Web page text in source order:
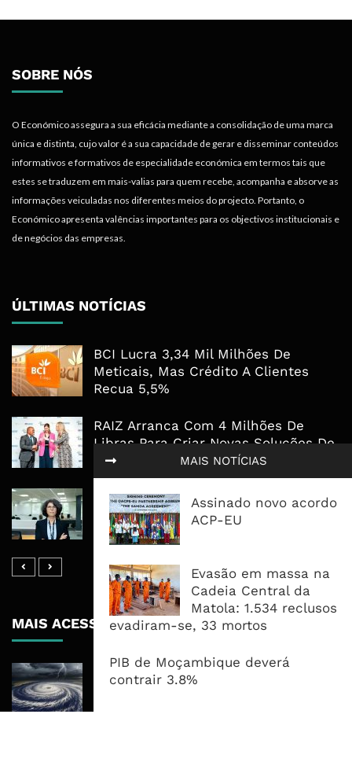
MAIS NOTÍCIAS
Assinado novo acordo
ACP-EU
Evasão em massa na
Cadeia Central da
Matola: 1.534 reclusos
evadiram-se, 33 mortos
PIB de Moçambique deverá
contrair 3.8%
SOBRE NÓS
O Económico assegura a sua eficácia mediante a consolidação de uma marca
única e distinta, cujo valor é a sua capacidade de gerar e disseminar conteúdos
informativos e formativos de especialidade económica em termos tais que
estes se traduzem em mais-valias para quem recebe, acompanha e absorve as
informações veiculadas nos diferentes meios do projecto. Portanto, o
Económico apresenta valências importantes para os objectivos institucionais e
de negócios das empresas.
ÚLTIMAS NOTÍCIAS
BCI Lucra 3,34 Mil Milhões De
Meticais, Mas Crédito A Clientes
Recua 5,5%
RAIZ Arranca Com 4 Milhões De
Libras Para Criar Novas Soluções De
Financiamento Às PME
Banco De Desenvolvimento Pode
Mobilizar Capital, Mas Governação
Define O Resultado
MAIS ACESSADOS
Tempestade Tropical GEZANI Poderá
Afectar Mais De Um Milhão De